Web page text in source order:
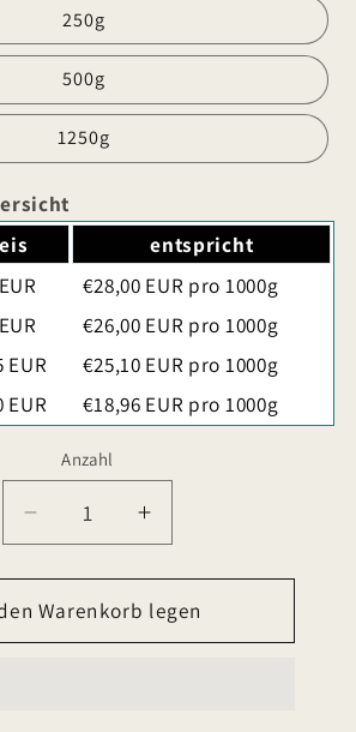
250g
500g
1250g
entspricht
€28,00 EUR pro 1000g
€26,00 EUR pro 1000g
EUR
€25,10 EUR pro 1000g
EUR €18,96 EUR pro 1000g
Anzahl
Verringere
die
Menge
für
Schoko
Erhöhe
die
Menge
für
Schoko
Warenkorb legen